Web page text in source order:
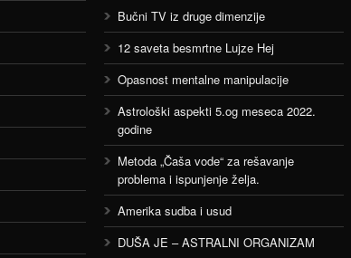
Bučni TV iz druge dimenzije
12 saveta besmrtne Lujze Hej
Opasnost mentalne manipulacije
Astrološki aspekti 5.og meseca 2022.
godine
Metoda „Čaša vode“ za rešavanje
problema i ispunjenje želja.
Amerika sudba i usud
DUŠA JE – ASTRALNI ORGANIZAM